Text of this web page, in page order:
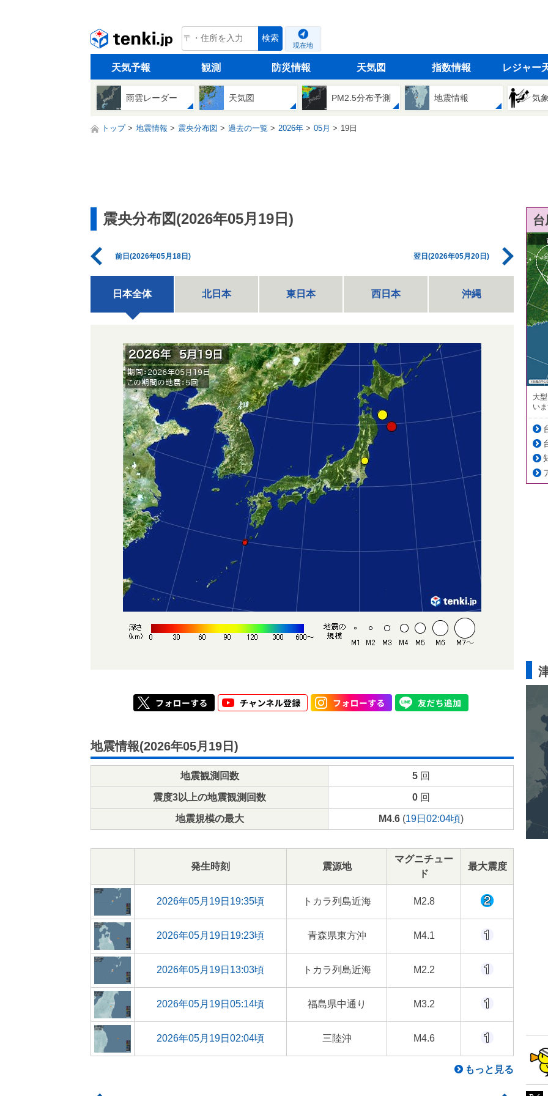
tenki.jp 検索
現在地
天気予報 観測 防災情報 天気図 指数情報 レジャー
雨雲レーダー 天気図 PM2.5分布予測 地震情報 気
トップ 地震情報 震央分布図 過去の一覧 2026年 05月 19日
震央分布図(2026年05月19日)
前日(2026年05月18日) 翌日(2026年05月20日)
日本全体 北日本 東日本 西日本 沖縄
地震情報(2026年05月19日)
地震観測回数 5回
震度3以上の地震観測回数 0回
地震規模の最大 M4.6(19日02:04頃)
発生時刻 震源地
マグニチュー
ド
最大震度
2026年05月19日19:35頃 トカラ列島近海 M2.8
2026年05月19日19:23頃 青森県東方沖 M4.1
2026年05月19日13:03頃 トカラ列島近海 M2.2
2026年05月19日05:14頃 福島県中通り M3.2
2026年05月19日02:04頃 三陸沖 M4.6
もっと見る
大
い